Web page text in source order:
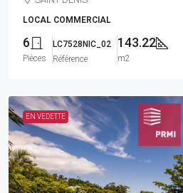
LOCAL COMMERCIAL
6
Pièces
LC7528NIC_02
Référence
143.22
m2
EN VEDETTE